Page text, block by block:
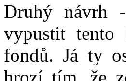
Druhý návrh
vypustit tento
fondů. Já ty
hrozí tím, že